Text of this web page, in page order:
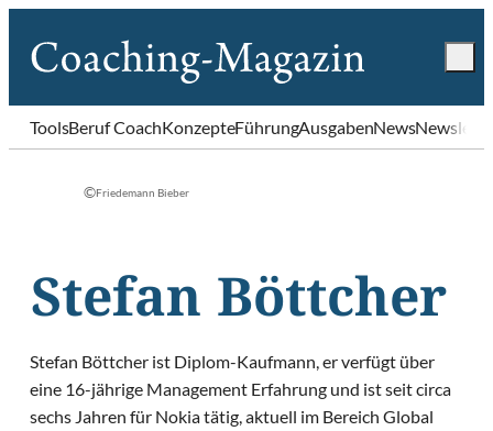
ToolsBeruf CoachKonzepteFührungAusgabenNews
©Friedemann Bieber
Stefan Böttcher
Stefan Böttcher ist Diplom-Kaufmann, er verfügt über
eine 16-jährige Management Erfahrung und ist seit circa
sechs Jahren für Nokia tätig, aktuell im Bereich Global